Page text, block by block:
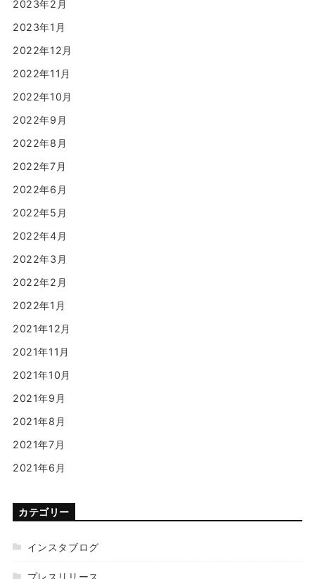
2023年2月
2023年1月
2022年12月
2022年11月
2022年10月
2022年9月
2022年8月
2022年7月
2022年6月
2022年5月
2022年4月
2022年3月
2022年2月
2022年1月
2021年12月
2021年11月
2021年10月
2021年9月
2021年8月
2021年7月
2021年6月
カテゴリー
インスタブログ
プレスリリース